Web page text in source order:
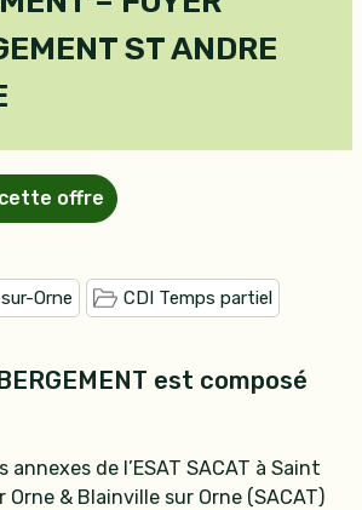
ST ANDRE
offre
Orne CDI Temps partiel
est composé
annexes de l’ESAT SACAT à Saint
Orne & Blainville sur Orne (SACAT)